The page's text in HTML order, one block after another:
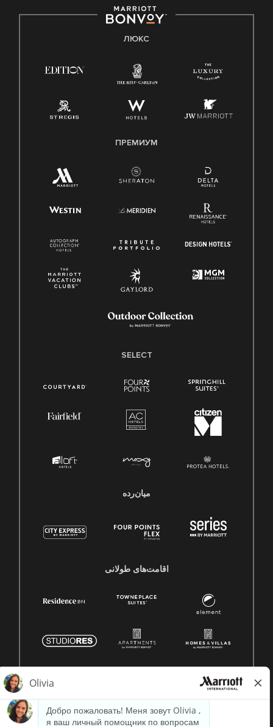
ЛЮКС
ПРЕМИУМ
SELECT
میان‌رده
اقامت‌های طولانی